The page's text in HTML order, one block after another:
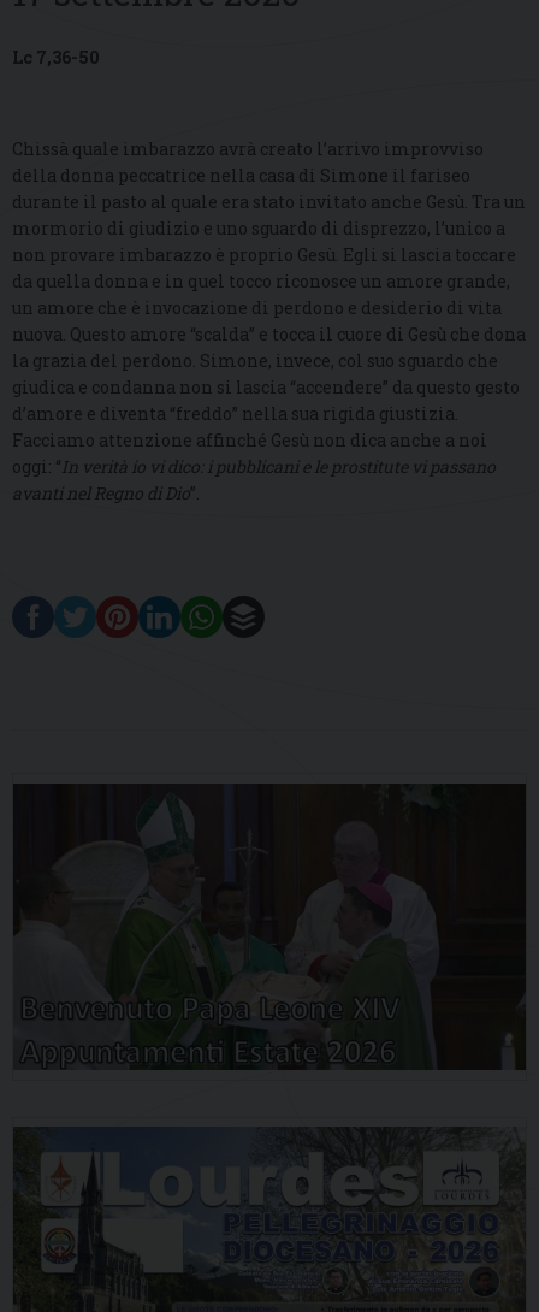
Lc 7,36-50
Chissà quale imbarazzo avrà creato l’arrivo improvviso
della donna peccatrice nella casa di Simone il fariseo
durante il pasto al quale era stato invitato anche Gesù. Tra un
mormorio di giudizio e uno sguardo di disprezzo, l’unico a
non provare imbarazzo è proprio Gesù. Egli si lascia toccare
da quella donna e in quel tocco riconosce un amore grande,
un amore che è invocazione di perdono e desiderio di vita
nuova. Questo amore “scalda” e tocca il cuore di Gesù che dona
la grazia del perdono. Simone, invece, col suo sguardo che
giudica e condanna non si lascia “accendere” da questo gesto
d’amore e diventa “freddo” nella sua rigida giustizia.
Facciamo attenzione affinché Gesù non dica anche a noi
oggi: “In verità io vi dico: i pubblicani e le prostitute vi passano
avanti nel Regno di Dio”.